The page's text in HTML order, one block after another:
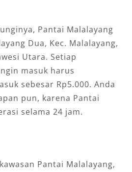
Pantai Malalayang
Dua, Kec. Malalayang,
Utara. Setiap
masuk harus
sebesar Rp5.000. Anda
pun, karena Pantai
selama 24 jam.
Pantai Malalayang,